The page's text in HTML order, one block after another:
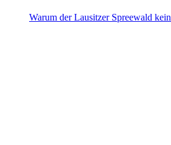
Warum der Lausitzer Spreewald